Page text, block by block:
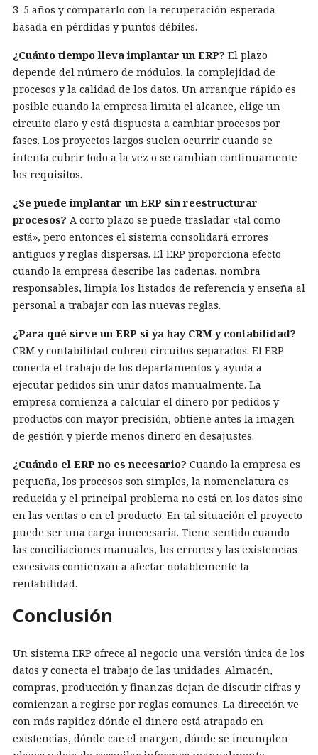
3–5 años y compararlo con la recuperación esperada
basada en pérdidas y puntos débiles.
¿Cuánto tiempo lleva implantar un ERP? El plazo
depende del número de módulos, la complejidad de
procesos y la calidad de los datos. Un arranque rápido es
posible cuando la empresa limita el alcance, elige un
circuito claro y está dispuesta a cambiar procesos por
fases. Los proyectos largos suelen ocurrir cuando se
intenta cubrir todo a la vez o se cambian continuamente
los requisitos.
¿Se puede implantar un ERP sin reestructurar
procesos? A corto plazo se puede trasladar «tal como
está», pero entonces el sistema consolidará errores
antiguos y reglas dispersas. El ERP proporciona efecto
cuando la empresa describe las cadenas, nombra
responsables, limpia los listados de referencia y enseña al
personal a trabajar con las nuevas reglas.
¿Para qué sirve un ERP si ya hay CRM y contabilidad?
CRM y contabilidad cubren circuitos separados. El ERP
conecta el trabajo de los departamentos y ayuda a
ejecutar pedidos sin unir datos manualmente. La
empresa comienza a calcular el dinero por pedidos y
productos con mayor precisión, obtiene antes la imagen
de gestión y pierde menos dinero en desajustes.
¿Cuándo el ERP no es necesario? Cuando la empresa es
pequeña, los procesos son simples, la nomenclatura es
reducida y el principal problema no está en los datos sino
en las ventas o en el producto. En tal situación el proyecto
puede ser una carga innecesaria. Tiene sentido cuando
las conciliaciones manuales, los errores y las existencias
excesivas comienzan a afectar notablemente la
rentabilidad.
Conclusión
Un sistema ERP ofrece al negocio una versión única de los
datos y conecta el trabajo de las unidades. Almacén,
compras, producción y finanzas dejan de discutir cifras y
comienzan a regirse por reglas comunes. La dirección ve
con más rapidez dónde el dinero está atrapado en
existencias, dónde cae el margen, dónde se incumplen